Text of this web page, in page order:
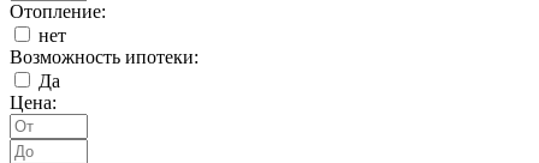
Отопление:
нет
Возможность ипотеки:
Да
Цена: